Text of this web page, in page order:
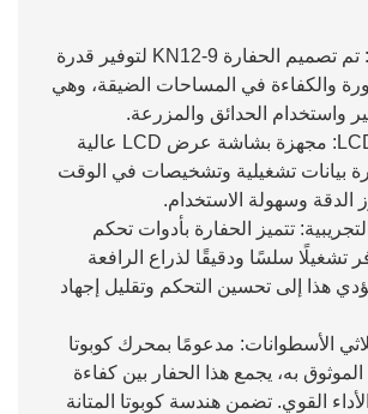
1. مدمجة وفعالة: تم تصميم الحفارة KN12-9 لتوفير قدرة
والكفاءة في المساحات الضيقة، وهي
واستخدام الحدائق والمزرعة.
2. شاشة عرض LCD: مجهزة بشاشة عرض LCD عالية
بيانات تشغيلية وتشخيصات في الوقت
الدقة وسهولة الاستخدام.
تتميز الحفارة بأدوات تحكم
تشغيلًا سلسًا ودقيقًا لذراع الرافعة
هذا إلى تحسين التحكم وتقليل إجهاد
الأسطوانات: مدعومًا بمحرك كوبوتا
به، يجمع هذا الحفار بين كفاءة
القوي. تضمن هندسة كوبوتا المتانة